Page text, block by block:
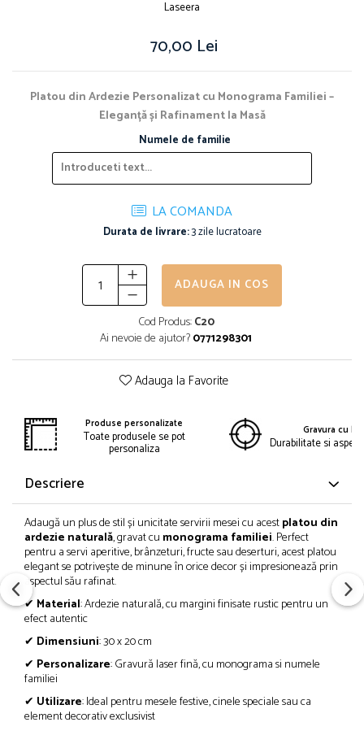
Laseera
70,00 Lei
Platou din Ardezie Personalizat cu Monograma Familiei –
Eleganță și Rafinament la Masă
Numele de familie
LA COMANDA
Durata de livrare:3 zile lucratoare
ADAUGA IN COS
Cod Produs:C20
Ai nevoie de ajutor?0771298301
Adauga la Favorite
Produse personalizate
Toate produsele se pot
personaliza
Gravura cu
Durabilitate si
Descriere
Adaugă un plus de stil și unicitate servirii mesei cu acestplatou din
ardezie naturală, gravat cu monograma familiei. Perfect
pentru a servi aperitive, brânzeturi, fructe sau deserturi, acest platou
elegant se potrivește de minune în orice decor și impresionează prin
aspectul său rafinat.
✔ Material: Ardezie naturală, cu margini finisate rustic pentru un
efect autentic
✔ Dimensiuni: 30 x 20 cm
✔ Personalizare: Gravură laser fină, cu monograma si numele
familiei
✔ Utilizare: Ideal pentru mesele festive, cinele speciale sau ca
element decorativ exclusivist